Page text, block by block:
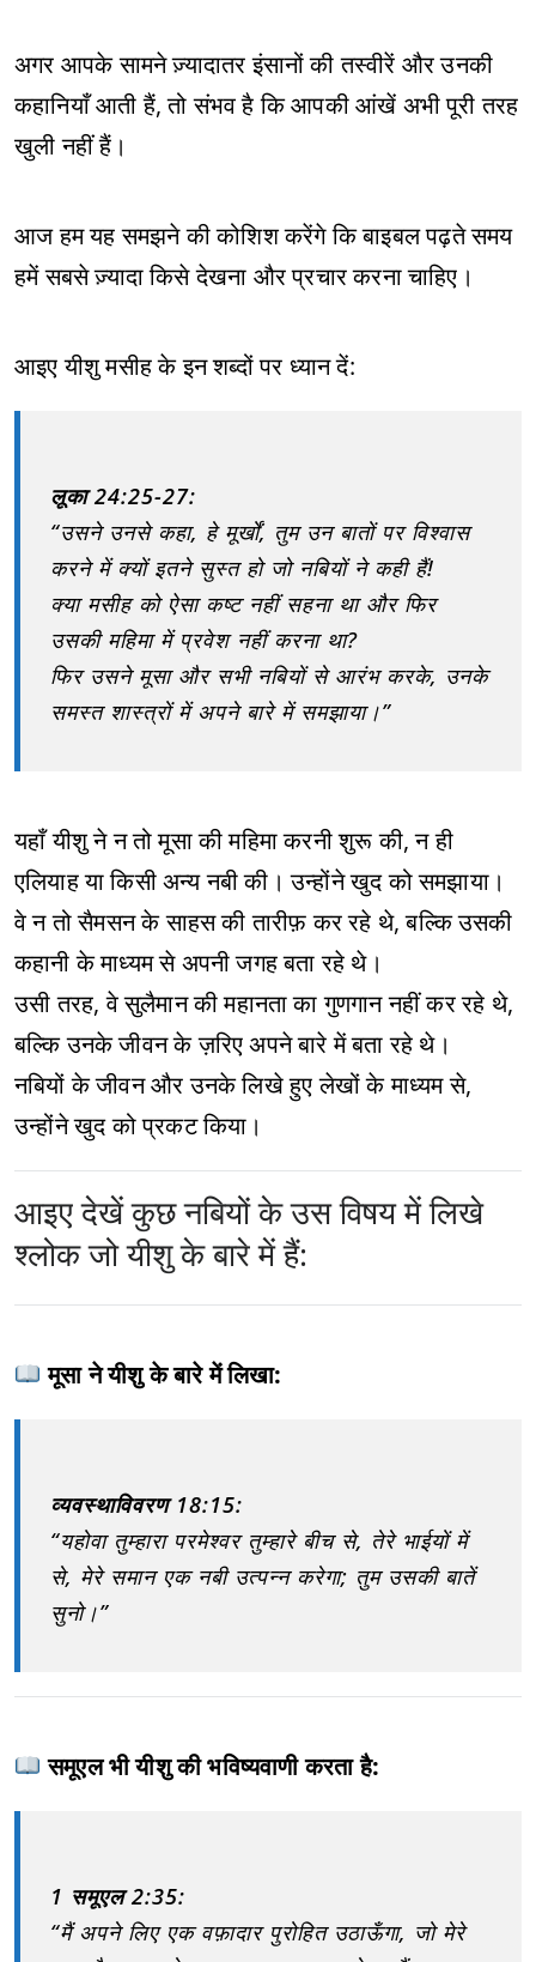
अगर आपके सामने ज़्यादातर इंसानों की तस्वीरें और उनकी
कहानियाँ आती हैं, तो संभव है कि आपकी आंखें अभी पूरी तरह
खुली नहीं हैं।
आज हम यह समझने की कोशिश करेंगे कि बाइबल पढ़ते समय
हमें सबसे ज़्यादा किसे देखना और प्रचार करना चाहिए।
आइए यीशु मसीह के इन शब्दों पर ध्यान दें:
लूका 24:25-27:
“उसने उनसे कहा, हे मूर्खों, तुम उन बातों पर विश्वास
करने में क्यों इतने सुस्त हो जो नबियों ने कही हैं!
क्या मसीह को ऐसा कष्ट नहीं सहना था और फिर
उसकी महिमा में प्रवेश नहीं करना था?
फिर उसने मूसा और सभी नबियों से आरंभ करके, उनके
समस्त शास्त्रों में अपने बारे में समझाया।”
यहाँ यीशु ने न तो मूसा की महिमा करनी शुरू की, न ही
एलियाह या किसी अन्य नबी की। उन्होंने खुद को समझाया।
वे न तो सैमसन के साहस की तारीफ़ कर रहे थे, बल्कि उसकी
कहानी के माध्यम से अपनी जगह बता रहे थे।
उसी तरह, वे सुलैमान की महानता का गुणगान नहीं कर रहे थे,
बल्कि उनके जीवन के ज़रिए अपने बारे में बता रहे थे।
नबियों के जीवन और उनके लिखे हुए लेखों के माध्यम से,
उन्होंने खुद को प्रकट किया।
आइए देखें कुछ नबियों के उस विषय में लिखे
श्लोक जो यीशु के बारे में हैं:
मूसा ने यीशु के बारे में लिखा:
व्यवस्थाविवरण 18:15:
“यहोवा तुम्हारा परमेश्वर तुम्हारे बीच से, तेरे भाईयों में
से, मेरे समान एक नबी उत्पन्न करेगा; तुम उसकी बातें
सुनो।”
समूएल भी यीशु की भविष्यवाणी करता है:
1 समूएल 2:35:
“मैं अपने लिए एक वफ़ादार पुरोहित उठाऊँगा, जो मेरे